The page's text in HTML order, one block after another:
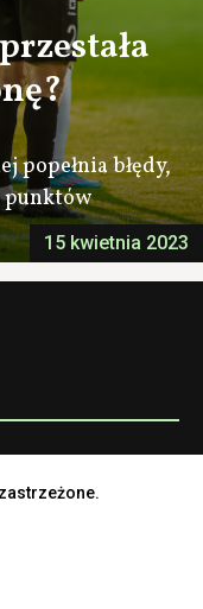
15 kwietnia 2023
popełnia błędy,
punktów